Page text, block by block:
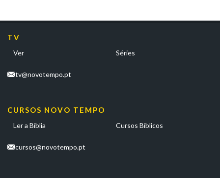
TV
Ver Séries
tv@novotempo.pt
CURSOS NOVO TEMPO
Ler a Bíblia Cursos Bíblicos
cursos@novotempo.pt